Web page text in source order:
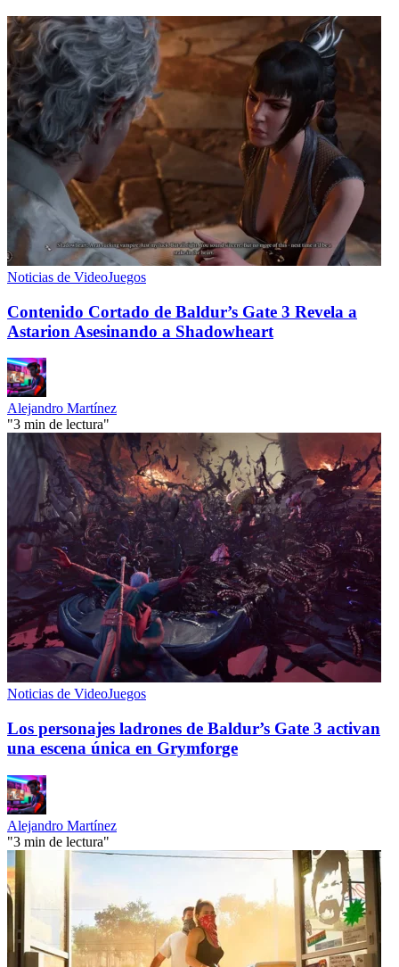
Noticias de VideoJuegos
Contenido Cortado de Baldur’s Gate 3 Revela a
Astarion Asesinando a Shadowheart
Alejandro Martínez
"3 min de lectura"
Noticias de VideoJuegos
Los personajes ladrones de Baldur’s Gate 3 activan
una escena única en Grymforge
Alejandro Martínez
"3 min de lectura"